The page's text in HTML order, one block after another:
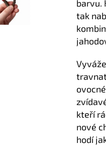
barvu.
tak
kteří
nové
hodí